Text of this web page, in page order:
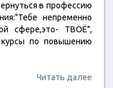
в профессию
непременно
сфере,это- ТВОЁ",
курсы по повышению
Читать далее